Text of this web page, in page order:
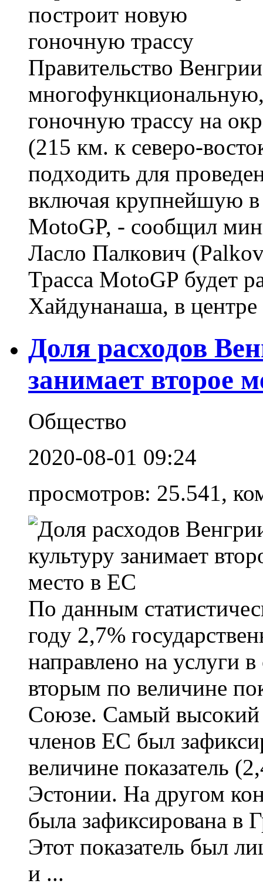
Правительство
гоночную трассу на
(215 км. к северо-
подходить для
включая крупнейшую
MotoGP, - сообщил
Ласло Палкович
Трасса MotoGP будет
Хайдунанаша, в центре
Доля расходов
занимает второе
Общество
2020-08-01 09:24
просмотров: 25.541,
По данным
году 2,7%
направлено на услуги
вторым по величине
Союзе. Самый высокий
членов ЕС был
величине показатель
Эстонии. На другом
была зафиксирована в
Этот показатель был
и ...